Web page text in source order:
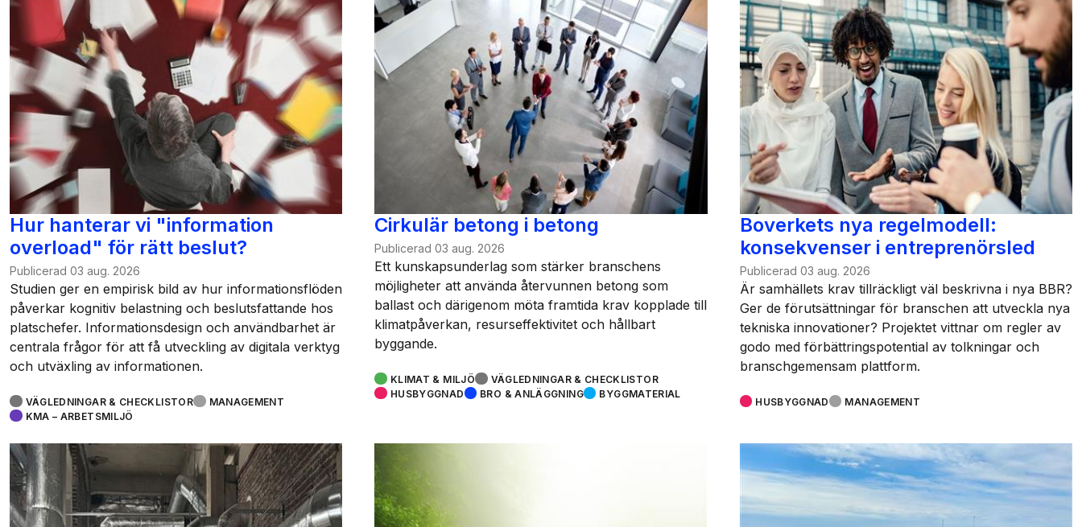
Hur hanterar vi "information
overload" för rätt beslut?
Publicerad 03 aug. 2026
Studien ger en empirisk bild av hur informationsflöden
påverkar kognitiv belastning och beslutsfattande hos
platschefer. Informationsdesign och användbarhet är
centrala frågor för att få utveckling av digitala verktyg
och utväxling av informationen.
VÄGLEDNINGAR & CHECKLISTOR
MANAGEMENT
KMA – ARBETSMILJÖ
Cirkulär betong i betong
Publicerad 03 aug. 2026
Ett kunskapsunderlag som stärker branschens
möjligheter att använda återvunnen betong som
ballast och därigenom möta framtida krav kopplade till
klimatpåverkan, resurseffektivitet och hållbart
byggande.
KLIMAT & MILJÖ
VÄGLEDNINGAR & CHECKLISTOR
HUSBYGGNAD
BRO & ANLÄGGNING BYGGMATERIAL
Boverkets nya regelmodell:
konsekvenser i entreprenörsled
Publicerad 03 aug. 2026
Är samhällets krav tillräckligt väl beskrivna i nya BBR?
Ger de förutsättningar för branschen att utveckla nya
tekniska innovationer? Projektet vittnar om regler av
godo med förbättringspotential av tolkningar och
branschgemensam plattform.
HUSBYGGNAD MANAGEMENT